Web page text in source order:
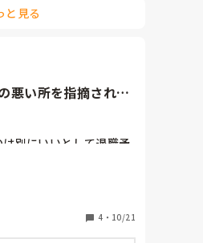
と見る
悪い所を指摘される
別にいいとして退職予
本当は8月、9月辺りで
たの事わかってもらえ
)どこ行っても一緒よ〜
4 ・ 10/21